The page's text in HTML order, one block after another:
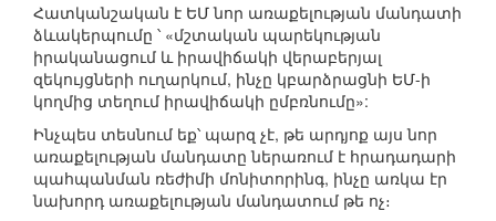
Հատկանշական է ԵՄ նոր առաքելության մանդատի
ձևակերպումը ՝ «մշտական պարեկության
իրականացում և իրավիճակի վերաբերյալ
զեկույցների ուղարկում, ինչը կբարձրացնի ԵՄ-ի
կողմից տեղում իրավիճակի ըմբռնումը»:
Ինչպես տեսնում եք՝ պարզ չէ, թե արդյոք այս նոր
առաքելության մանդատը ներառում է հրադադարի
պահպանման ռեժիմի մոնիտորինգ, ինչը առկա էր
նախորդ առաքելության մանդատում թե ոչ։